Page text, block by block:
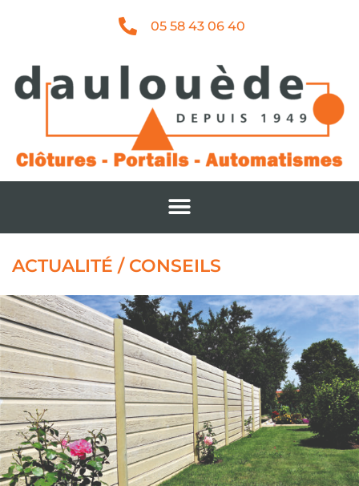
05 58 43 06 40
ACTUALITÉ / CONSEILS